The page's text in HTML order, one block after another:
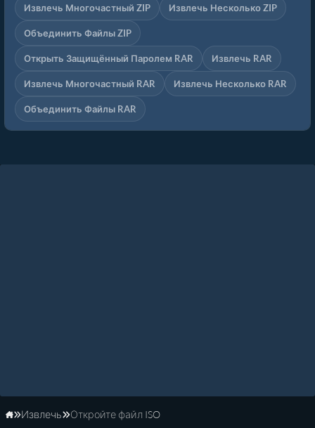
Извлечь Многочастный ZIP Извлечь Несколько ZIP
Объединить Файлы ZIP
Открыть Защищённый Паролем RAR Извлечь RAR
Извлечь Многочастный RAR Извлечь Несколько RAR
Объединить Файлы RAR
Главная
Извлечь Откройте файл ISO